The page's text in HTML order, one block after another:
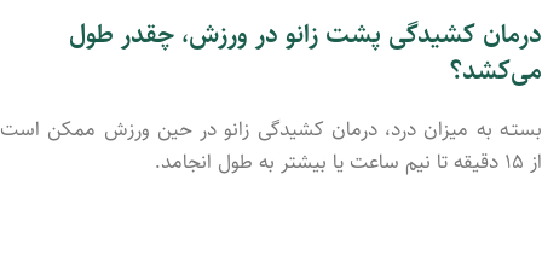
درمان کشیدگی پشت زانو در ورزش، چقدر طول
می‌کشد؟
بستـه به میزان درد، درمان کشیدگی زانو در حین ورزش ممکن است
از ۱۵ دقیقه تا نیم ساعت یا بیشتر به طول انجامد.